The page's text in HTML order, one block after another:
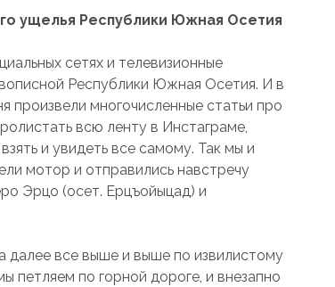
ущелья Республики Южная Осетия
сетях и телевизионные
Республики Южная Осетия. И в
произвели многочисленные статьи про
всю ленту в Инстаграме,
и увидеть все самому. Так мы и
мотор и отправились навстречу
Эрцо (осет. Ерцъойыцад) и
далее все выше и выше по извилистому
петляем по горной дороге, и внезапно